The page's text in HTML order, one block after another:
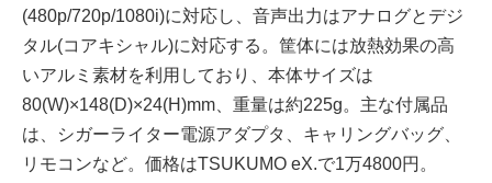
(480p/720p/1080i)に対応し、音声出力はアナログとデジ
タル(コアキシャル)に対応する。筐体には放熱効果の高
いアルミ素材を利用しており、本体サイズは
80(W)×148(D)×24(H)mm、重量は約225g。主な付属品
は、シガーライター電源アダプタ、キャリングバッグ、
リモコンなど。価格はTSUKUMO eX.で1万4800円。